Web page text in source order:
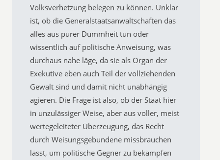
Volksverhetzung belegen zu können. Unklar
ist, ob die Generalstaatsanwaltschaften das
alles aus purer Dummheit tun oder
wissentlich auf politische Anweisung, was
durchaus nahe läge, da sie als Organ der
Exekutive eben auch Teil der vollziehenden
Gewalt sind und damit nicht unabhängig
agieren. Die Frage ist also, ob der Staat hier
in unzulässiger Weise, aber aus voller, meist
wertegeleiteter Überzeugung, das Recht
durch Weisungsgebundene missbrauchen
lässt, um politische Gegner zu bekämpfen